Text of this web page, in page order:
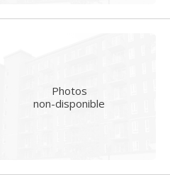
Photos
non-disponible